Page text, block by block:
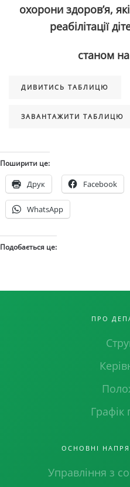
охорони здоров’я,
реабілітації
станом
ДИВИТИСЬ ТАБЛИЦЮ
ЗАВАНТАЖИТИ ТАБЛИЦЮ
Поширити це:
Друк Facebook
WhatsApp
Подобається це:
ПРО
ОСНОВНІ
Управління з